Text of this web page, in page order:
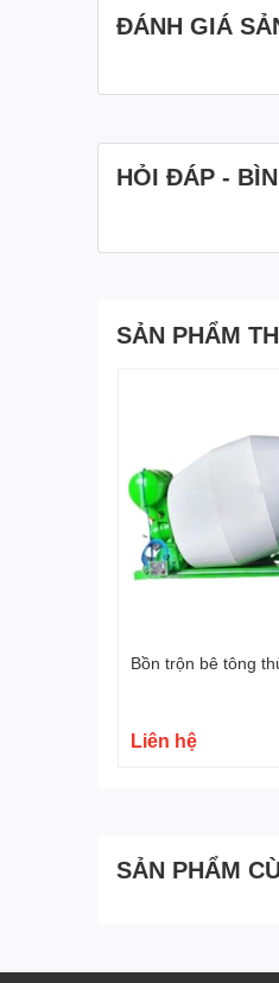
ĐÁNH GIÁ
HỎI ĐÁP -
SẢN PHẨM
Bồn trộn bê tông
Liên hệ
SẢN PHẨM